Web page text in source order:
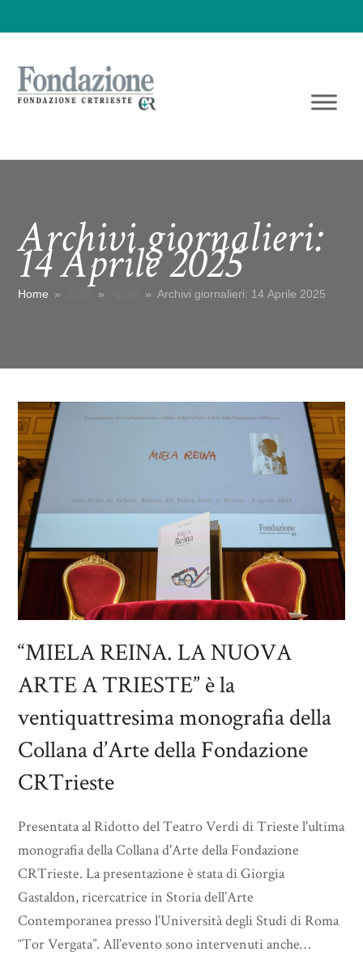
Archivi giornalieri:
14 Aprile 2025
Home » » » Archivi giornalieri: 14 Aprile 2025
“MIELA REINA. LA NUOVA
ARTE A TRIESTE” è la
ventiquattresima monografia della
Collana d’Arte della Fondazione
CRTrieste
Presentata al Ridotto del Teatro Verdi di Trieste l'ultima
monografia della Collana d'Arte della Fondazione
CRTrieste. La presentazione è stata di Giorgia
Gastaldon, ricercatrice in Storia dell’Arte
Contemporanea presso l’Università degli Studi di Roma
“Tor Vergata”. All’evento sono intervenuti anche…